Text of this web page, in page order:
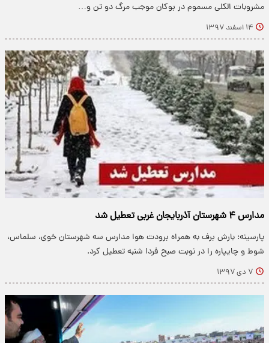
مشروبات الکلی مسموم در بوکان موجب مرگ دو تن و…
۱۴ اسفند ۱۳۹۷
مدارس ۴ شهرستان آذربایجان غربی تعطیل شد
پارسینه: بارش برف به همراه برودت هوا مدارس سه شهرستان خوی، سلماس،
شوط و چایپاره را در نوبت صبح فردا شنبه تعطیل کرد.
۷ دی ۱۳۹۷